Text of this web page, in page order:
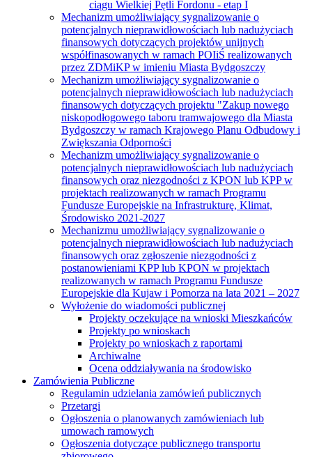
ciągu Wielkiej Pętli Fordonu - etap I
Mechanizm umożliwiający sygnalizowanie o
potencjalnych nieprawidłowościach lub nadużyciach
finansowych dotyczących projektów unijnych
współfinasowanych w ramach POIiŚ realizowanych
przez ZDMiKP w imieniu Miasta Bydgoszczy
Mechanizm umożliwiający sygnalizowanie o
potencjalnych nieprawidłowościach lub nadużyciach
finansowych dotyczących projektu "Zakup nowego
niskopodłogowego taboru tramwajowego dla Miasta
Bydgoszczy w ramach Krajowego Planu Odbudowy i
Zwiększania Odporności
Mechanizm umożliwiający sygnalizowanie o
potencjalnych nieprawidłowościach lub nadużyciach
finansowych oraz niezgodności z KPON lub KPP w
projektach realizowanych w ramach Programu
Fundusze Europejskie na Infrastrukturę, Klimat,
Środowisko 2021-2027
Mechanizmu umożliwiający sygnalizowanie o
potencjalnych nieprawidłowościach lub nadużyciach
finansowych oraz zgłoszenie niezgodności z
postanowieniami KPP lub KPON w projektach
realizowanych w ramach Programu Fundusze
Europejskie dla Kujaw i Pomorza na lata 2021 – 2027
Wyłożenie do wiadomości publicznej
Projekty oczekujące na wnioski Mieszkańców
Projekty po wnioskach
Projekty po wnioskach z raportami
Archiwalne
Ocena oddziaływania na środowisko
Zamówienia Publiczne
Regulamin udzielania zamówień publicznych
Przetargi
Ogłoszenia o planowanych zamówieniach lub
umowach ramowych
Ogłoszenia dotyczące publicznego transportu